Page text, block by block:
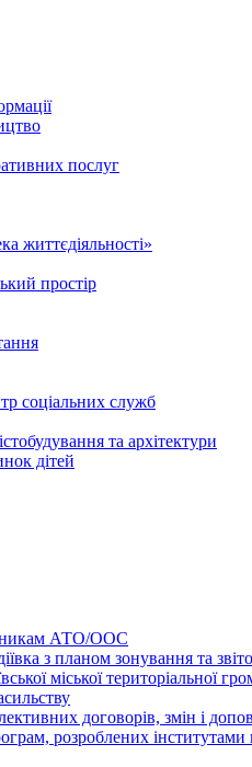
послуг
життєдіяльності»
простір
соціальних служб
та архітектури
дітей
АТО/ООС
з планом зонування та
міської територіальної
договорів, змін і
розроблених інститутами